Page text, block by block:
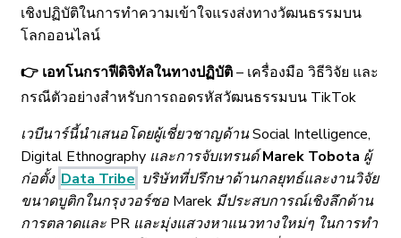
เชิงปฏิบัติในการทำความเข้าใจแรงส่งทางวัฒนธรรมบน
โลกออนไลน์
👉 เอทโนกราฟีดิจิทัลในทางปฏิบัติ– เครื่องมือ วิธีวิจัย และ
กรณีตัวอย่างสำหรับการถอดรหัสวัฒนธรรมบน TikTok
เวบีนาร์นี้นำเสนอโดยผู้เชี่ยวชาญด้าน Social Intelligence,
Digital Ethnography และการจับเทรนด์Marek Tobota ผู้
ก่อตั้ง Data Tribe บริษัทที่ปรึกษาด้านกลยุทธ์และงานวิจัย
ขนาดบูติกในกรุงวอร์ซอ Marek มีประสบการณ์เชิงลึกด้าน
การตลาดและ PR และมุ่งแสวงหาแนวทางใหม่ๆ ในการทำ